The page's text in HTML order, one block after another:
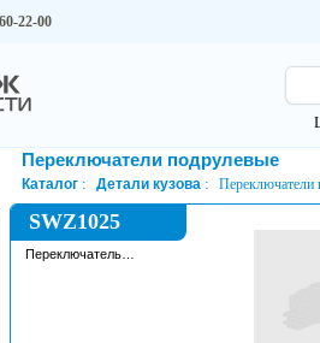
22-00
Переключатели подрулевые
Каталог Детали кузова Переключатели
SWZ1025
Переключатель